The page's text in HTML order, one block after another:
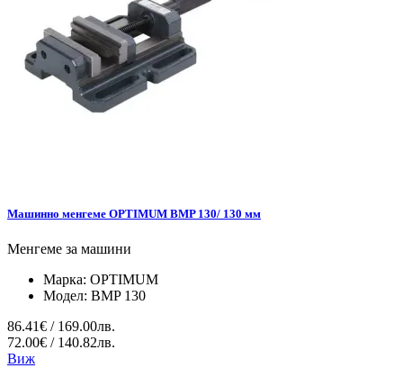
Мaшинно менгеме OPTIMUM BMP 130/ 130 мм
Менгеме за машини
Марка: OPTIMUM
Модел: BMP 130
86.41€ / 169.00лв.
72.00€ / 140.82лв.
Виж